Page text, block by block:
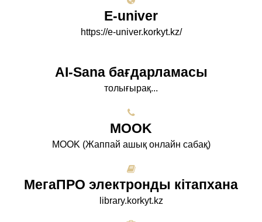
E-univer
https://e-univer.korkyt.kz/
AI-Sana бағдарламасы
толығырақ...
МООK
МООK (Жаппай ашық онлайн сабақ)
МегаПРО электронды кітапхана
library.korkyt.kz